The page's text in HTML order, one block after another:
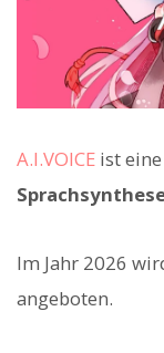
A.I.VOICE ist eine
Im Jahr 2026
angeboten.